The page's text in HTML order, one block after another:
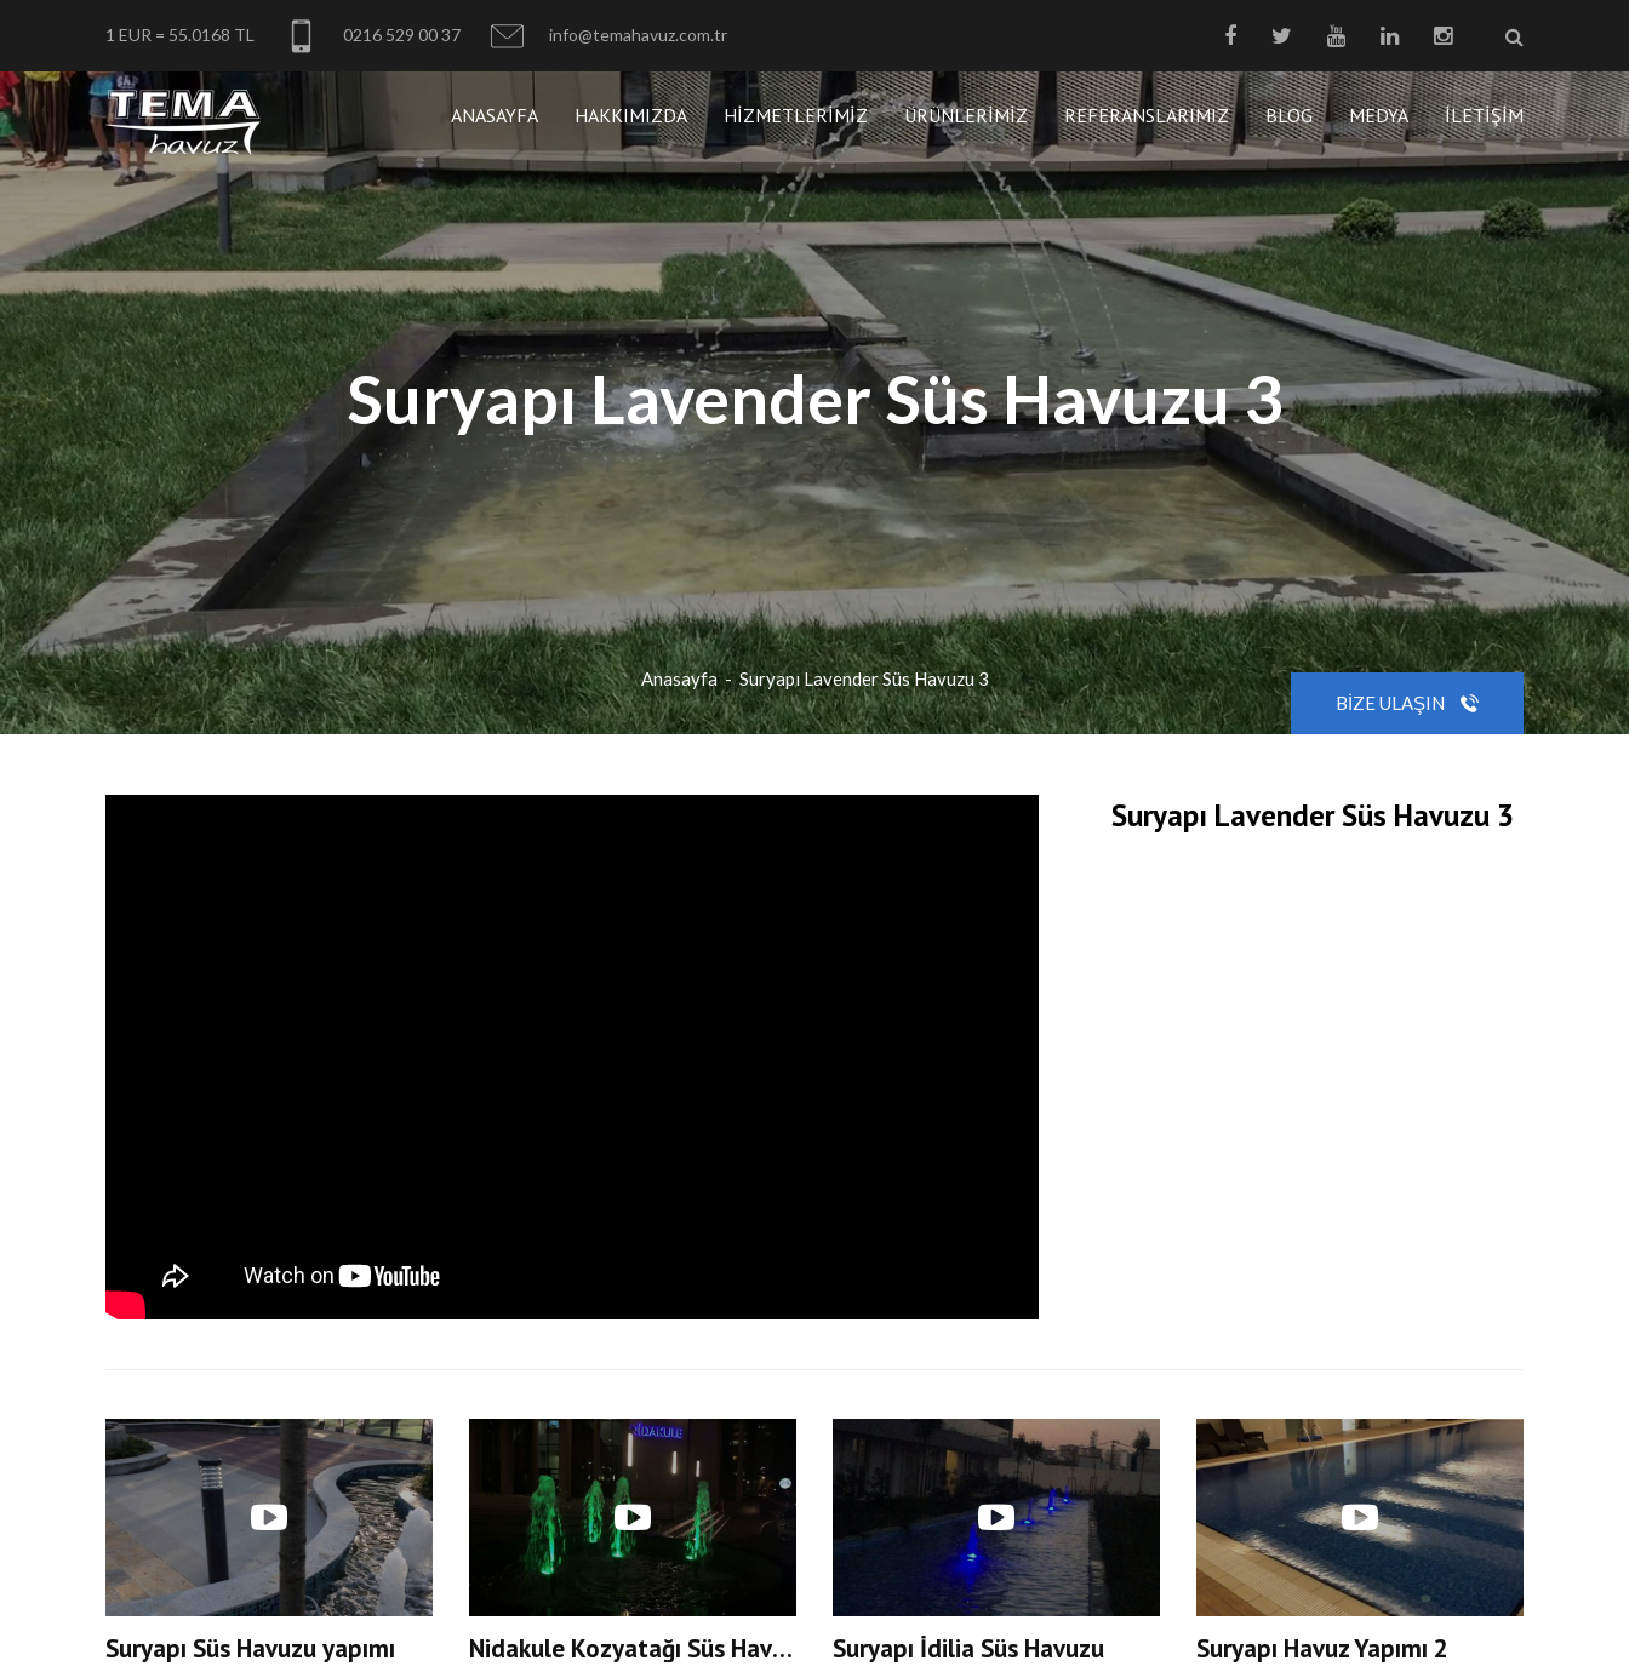
1 EUR = 55.0168 TL 0216 529 00 37 info@temahavuz.com.tr
ANASAYFA HAKKIMIZDA HIZMETLERIMIZ ÜRÜNLERIMIZ REFERANSLARIMIZ BLOG MEDYA İLETIŞIM
Suryapı Lavender Süs Havuzu 3
Anasayfa - Suryapı Lavender Süs Havuzu 3
BIZE ULAŞIN
Suryapı Lavender Süs Havuzu 3
Suryapı Süs Havuzu yapımı Nidakule Kozyatağı Süs Havuzu Suryapı İdilia Süs Havuzu Suryapı Havuz Yapımı 2